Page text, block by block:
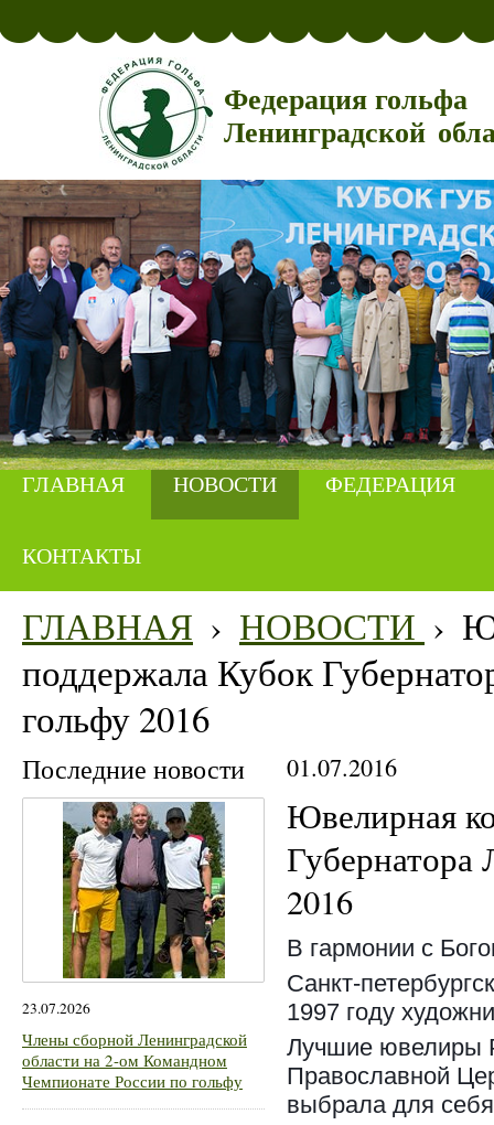
Федерация гольфа
Ленинградской
ГЛАВНАЯ НОВОСТИ ФЕДЕРАЦИЯ
КОНТАКТЫ
ГЛАВНАЯ › НОВОСТИ ›
поддержала Кубок
гольфу 2016
Последние новости
23.07.2026
Члены сборной Ленинградской
области на 2-ом Командном
Чемпионате России по гольфу
01.07.2016
Ювелирная
Губернатора
2016
В гармонии с
Санкт-
1997 году
Лучшие ювелиры
Православной
выбрала для